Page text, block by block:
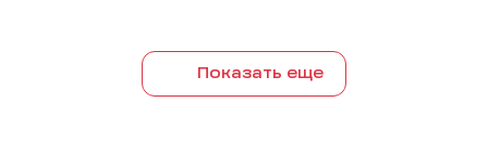
Показать еще